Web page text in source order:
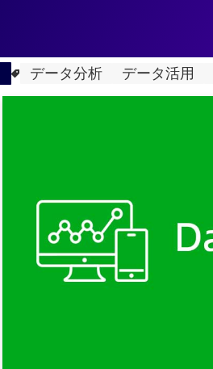
データ分析 データ活用